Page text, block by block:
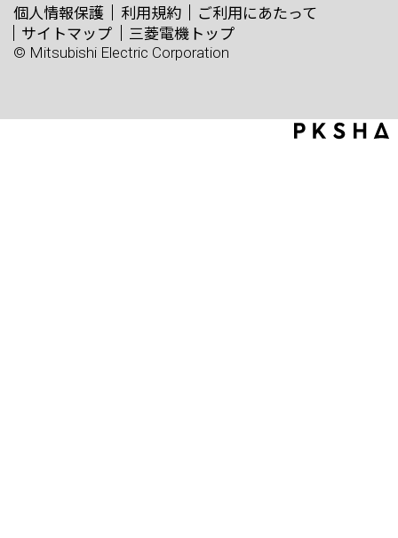
個人情報保護 利用規約
ご利用にあたって
サイトマップ
三菱電機トップ
© Mitsubishi Electric Corporation